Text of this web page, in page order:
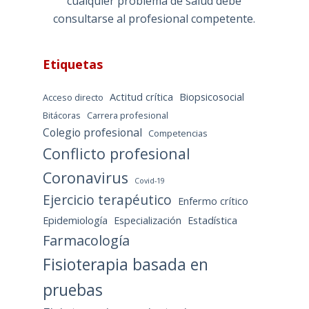
consultarse al profesional competente.
Etiquetas
Acceso directo Actitud crítica Biopsicosocial
Bitácoras Carrera profesional
Colegio profesional Competencias
Conflicto profesional
Coronavirus
Covid-19
Ejercicio terapéutico Enfermo crítico
Epidemiología Especialización Estadística
Farmacología
Fisioterapia basada en
pruebas